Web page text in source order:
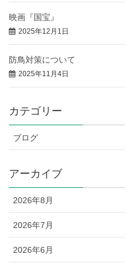
映画『国宝』
2025年12月1日
防鳥対策について
2025年11月4日
カテゴリー
ブログ
アーカイブ
2026年8月
2026年7月
2026年6月